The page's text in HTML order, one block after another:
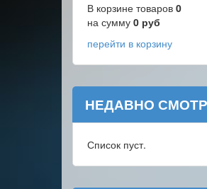
В корзине товаров 0
на сумму 0 руб
перейти в корзину
НЕДАВНО
Список пуст.